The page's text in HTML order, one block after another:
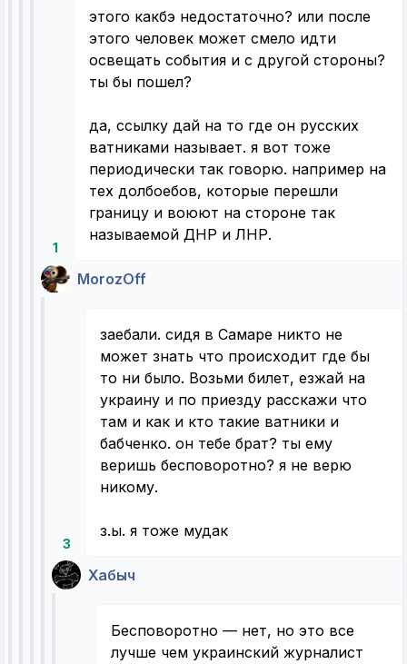
1
этого какбэ недостаточно? или после
этого человек может смело идти
освещать события и с другой стороны?
ты бы пошел?
да, ссылку дай на то где он русских
ватниками называет. я вот тоже
периодически так говорю. например на
тех долбоебов, которые перешли
границу и воюют на стороне так
называемой ДНР и ЛНР.
MorozOff
3
заебали. сидя в Самаре никто не
может знать что происходит где бы
то ни было. Возьми билет, езжай на
украину и по приезду расскажи что
там и как и кто такие ватники и
бабченко. он тебе брат? ты ему
веришь бесповоротно? я не верю
никому.
з.ы. я тоже мудак
Хабыч
Бесповоротно — нет, но это все
лучше чем украинский журналист